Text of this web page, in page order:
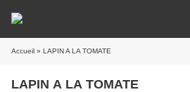
Accueil » LAPIN A LA TOMATE
LAPIN A LA TOMATE